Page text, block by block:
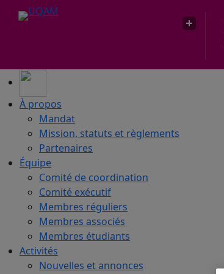
À propos
Mandat
Mission, statuts et règlements
Partenaires
Équipe
Comité de coordination
Comité exécutif
Membres réguliers
Membres associés
Membres étudiants
Activités
Nouvelles et annonces